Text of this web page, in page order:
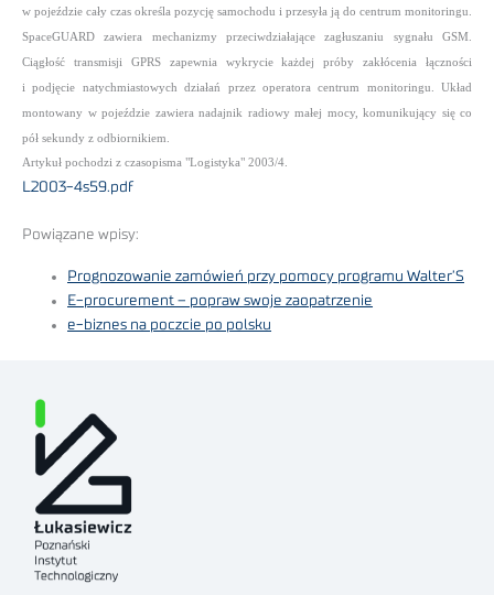
w pojeździe cały czas określa pozycję samochodu i przesyła ją do centrum monitoringu.
SpaceGUARD zawiera mechanizmy przeciwdziałające zagłuszaniu sygnału GSM.
Ciągłość transmisji GPRS zapewnia wykrycie każdej próby zakłócenia łączności
i podjęcie natychmiastowych działań przez operatora centrum monitoringu. Układ
montowany w pojeździe zawiera nadajnik radiowy małej mocy, komunikujący się co
pół sekundy z odbiornikiem.
Artykuł pochodzi z czasopisma "Logistyka" 2003/4.
L2003-4s59.pdf
Powiązane wpisy:
Prognozowanie zamówień przy pomocy programu Walter’S
E-procurement – popraw swoje zaopatrzenie
e-biznes na poczcie po polsku